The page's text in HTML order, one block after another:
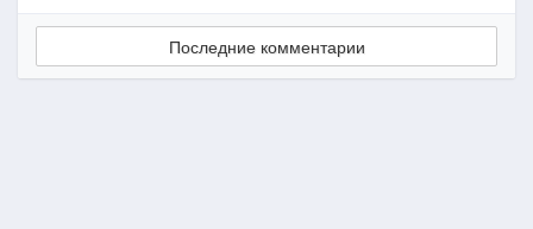
Последние комментарии